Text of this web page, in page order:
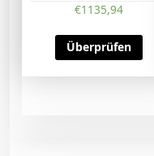
€1135,94
Überprüfen